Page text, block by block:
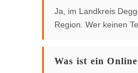
Ja, im Landkreis
Region. Wer keinen
Was ist ein